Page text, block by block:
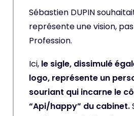
Sébastien DUPIN
représente une vision,
Profession.
Ici, le sigle, dissimulé
logo, représente un
souriant qui incarne le
“Api/happy” du cabinet.